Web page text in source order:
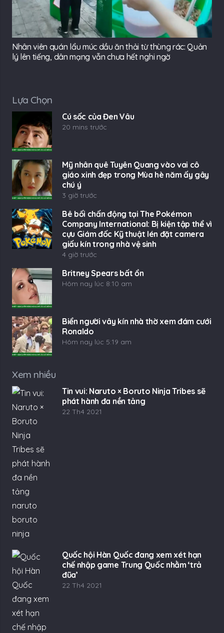
Nhân viên quán lẩu múc dầu ăn thải từ thùng rác: Quản
lý lên tiếng, dân mạng vẫn chưa hết nghi ngờ
Lựa Chọn
Cú sốc của Đen Vâu
20 mins trước
Mỹ nhân quê Tuyên Quang vào vai cô
giáo xinh đẹp trong Mùa hè năm ấy gây
chú ý
3 giờ trước
Bê bối chấn động tại The Pokémon
Company International: Bị kiện tập thể vì
cựu Giám đốc Kỹ thuật lén đặt camera
giấu kín trong nhà vệ sinh
4 giờ trước
Britney Spears bất ổn
Hôm nay lúc 8:10 am
Biển người vây kín nhà thờ xem đám cưới
Ronaldo
Hôm nay lúc 5:19 am
Xem nhiều
Tin vui: Naruto × Boruto Ninja Tribes sẽ
phát hành đa nền tảng
22 Th4 2021
Quốc hội Hàn Quốc đang xem xét hạn
chế nhập game Trung Quốc nhằm ‘trả
đũa’
22 Th4 2021